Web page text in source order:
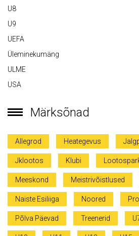
U8
U9
UEFA
Üleminekumäng
ULME
USA
Märksõnad
Allegrod Heategevus
Jklootos Klubi
Meeskond Meistrivõistlused
Naiste Esiliiga Noored
Põlva Päevad Treenerid